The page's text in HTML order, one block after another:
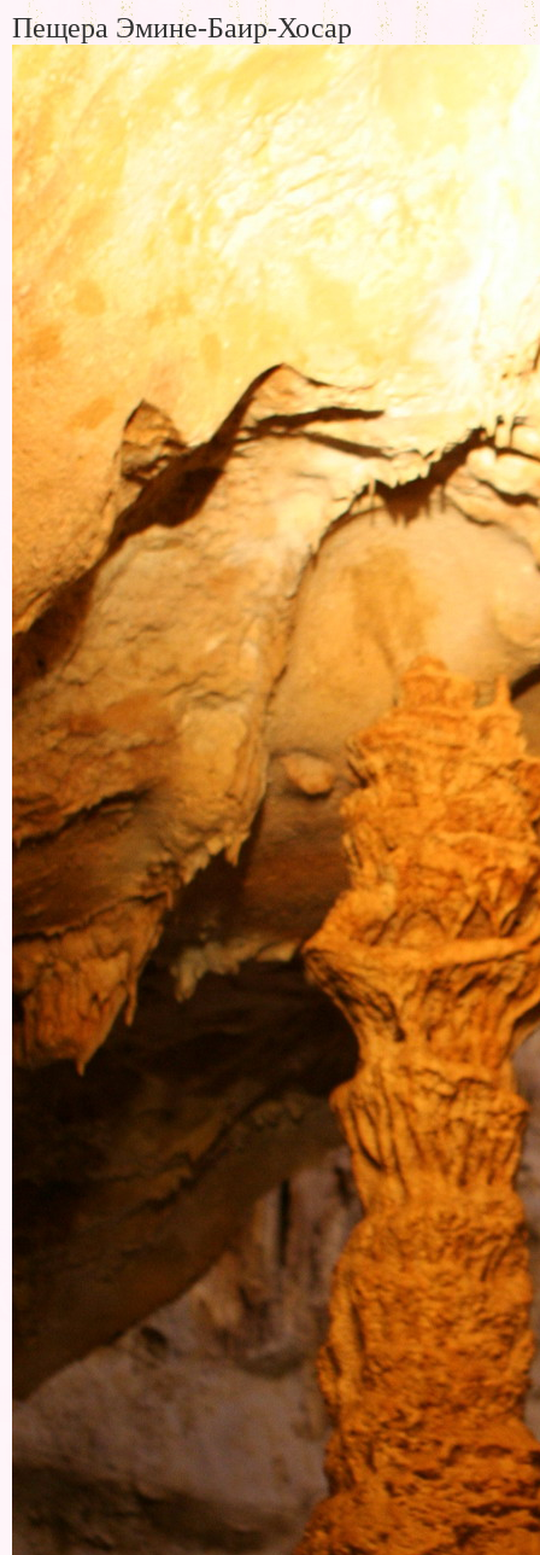
Пещера Эмине-Баир-Хосар